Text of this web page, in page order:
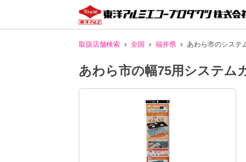
取扱店舗検索 全国 福井県 あわら市のシステ
あわら市の幅75用システム